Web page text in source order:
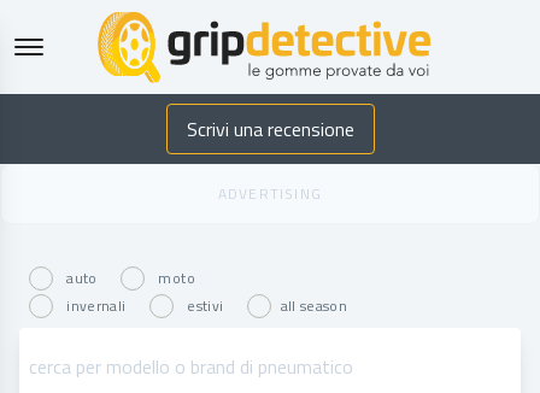
GripDetective
Scrivi una recensione
auto
moto
invernali
estivi all season